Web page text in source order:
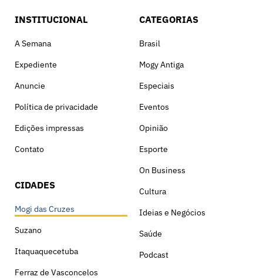
INSTITUCIONAL
A Semana
Expediente
Anuncie
Política de privacidade
Edições impressas
Contato
CIDADES
Mogi das Cruzes
Suzano
Itaquaquecetuba
Ferraz de Vasconcelos
CATEGORIAS
Brasil
Mogy Antiga
Especiais
Eventos
Opinião
Esporte
On Business
Cultura
Ideias e Negócios
Saúde
Podcast